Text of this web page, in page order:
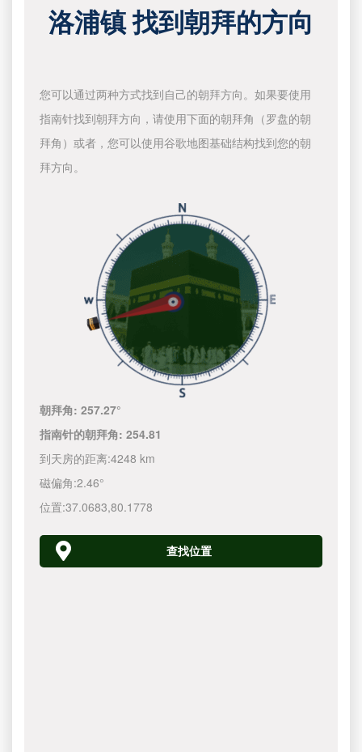
洛浦镇 找到朝拜的方向
您可以通过两种方式找到自己的朝拜方向。如果要使用
指南针找到朝拜方向，请使用下面的朝拜角（罗盘的朝
拜角）或者，您可以使用谷歌地图基础结构找到您的朝
拜方向。
朝拜角:257.27°
指南针的朝拜角:254.81
到天房的距离:4248 km
磁偏角:2.46°
位置:37.0683,80.1778
查找位置